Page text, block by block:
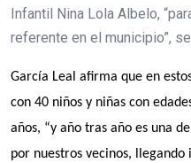
Infantil Nina Lola Albelo,
referente en el municipio”,
García Leal afirma que en
con 40 niños y niñas con
años, “y año tras año es una
por nuestros vecinos, llegando